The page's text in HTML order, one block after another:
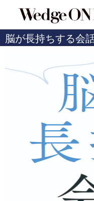
脳が長持ちする会